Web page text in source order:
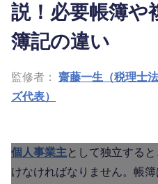
説！必要帳簿や
簿記の違い
監修者： 齋藤一生（税理士
ズ代表）
個人事業主 として独立すると
けなければなりません。帳